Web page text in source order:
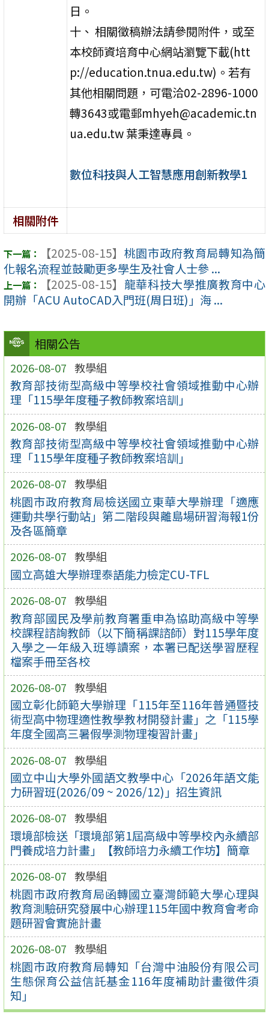
相關公告
2026-08-07 教學組
教育部技術型高級中等學校社會領域推動中心辦
理「115學年度種子教師教案培訓」
2026-08-07 教學組
教育部技術型高級中等學校社會領域推動中心辦
理「115學年度種子教師教案培訓」
2026-08-07 教學組
桃園市政府教育局檢送國立東華大學辦理「適應
運動共學行動站」第二階段與離島場研習海報1份
及各區簡章
2026-08-07 教學組
國立高雄大學辦理泰語能力檢定CU-TFL
2026-08-07 教學組
教育部國民及學前教育署重申為協助高級中等學
校課程諮詢教師（以下簡稱課諮師）對115學年度
入學之一年級入班導讀案，本署已配送學習歷程
檔案手冊至各校
2026-08-07 教學組
國立彰化師範大學辦理「115年至116年普通暨技
術型高中物理適性教學教材開發計畫」之「115學
年度全國高三暑假學測物理複習計畫」
2026-08-07 教學組
國立中山大學外國語文教學中心「2026年語文能
力研習班(2026/09 ~ 2026/12)」招生資訊
2026-08-07 教學組
環境部檢送「環境部第1屆高級中等學校內永續部
門養成培力計畫」【教師培力永續工作坊】簡章
2026-08-07 教學組
桃園市政府教育局函轉國立臺灣師範大學心理與
教育測驗研究發展中心辦理115年國中教育會考命
題研習會實施計畫
2026-08-07 教學組
桃園市政府教育局轉知「台灣中油股份有限公司
生態保育公益信託基金116年度補助計畫徵件須
知」
日。
十、 相關徵稿辦法請參閱附件，或至
本校師資培育中心網站瀏覽下載(htt
p://education.tnua.edu.tw)。若有
其他相關問題，可電洽02-2896-1000
轉3643或電郵mhyeh@academic.tn
ua.edu.tw 葉秉達專員。
數位科技與人工智慧應用創新教學1
相關附件
【2025-08-15】 桃園市政府教育局轉知為簡
化報名流程並鼓勵更多學生及社會人士參 ...
【2025-08-15】 龍華科技大學推廣教育中心
開辦「ACU AutoCAD入門班(周日班)」海 ...